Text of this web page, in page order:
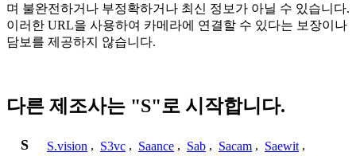
며 불완전하거나 부정확하거나 최신 정보가 아닐 수 있습니다.
이러한 URL을 사용하여 카메라에 연결할 수 있다는 보장이나
담보를 제공하지 않습니다.
다른 제조사는 "S"로 시작합니다.
S S.vision , S3vc , Saance , Sab , Sacam , Saewit ,